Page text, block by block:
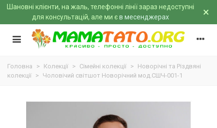
Шановні клієнти, на жаль, телефонні лінії зараз недоступні
для консультацій, але ми єв месенджерах ×
Головна > Колекції > Сімейні колекції > Новорічні та Різдвяні
колекції > Чоловічий світшот Новорічний мод.СШЧ-001-1